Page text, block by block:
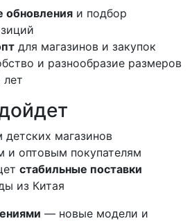
обновления и подбор
для магазинов и закупок
и разнообразие размеров
лет
магазинов
и оптовым покупателям
стабильные поставки
из Китая
— новые модели и